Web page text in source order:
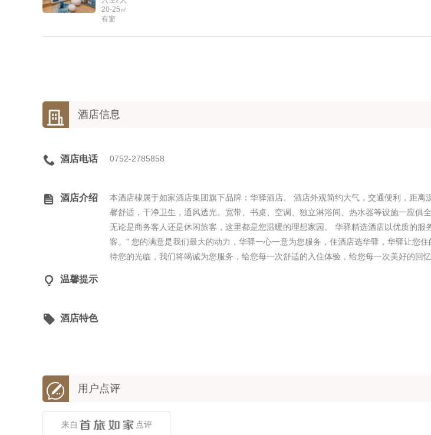
20-25㎡
有窗
 酒店信息
 酒店电话 0752-2785858
 酒店介绍
本酒店棣属于如家酒店集团旗下品牌：华驿酒店。 酒店外观简约大气，交通便利，距离
馨舒适，干净卫生，通风透光。宽带、书桌、空调、独立淋浴间、热水器等设施一应俱
无论是商务客人还是休闲旅客，这里都是您温暖的理想家园。 华驿精选酒店以优质的服
客。" 您的满意是我们最大的动力，华驿一心一意为您服务，住酒店选华驿，华驿让您
待您的光临，我们将竭诚为您服务，给您每一次舒适的入住体验，给您每一次美好的回
 温馨提示
 酒店特色
 用户点评
来自 点评